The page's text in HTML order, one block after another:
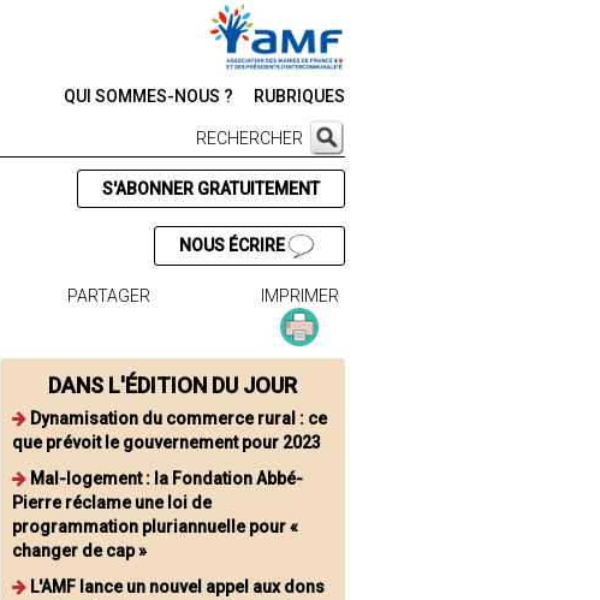
QUI SOMMES-NOUS ? RUBRIQUES
RECHERCHER
S'ABONNER GRATUITEMENT
NOUS ÉCRIRE
PARTAGER IMPRIMER
DANS L'ÉDITION DU JOUR
Dynamisation du commerce rural : ce
que prévoit le gouvernement pour 2023
Mal-logement : la Fondation Abbé-
Pierre réclame une loi de
programmation pluriannuelle pour «
changer de cap »
L'AMF lance un nouvel appel aux dons